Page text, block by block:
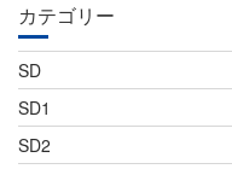
カテゴリー
SD
SD1
SD2